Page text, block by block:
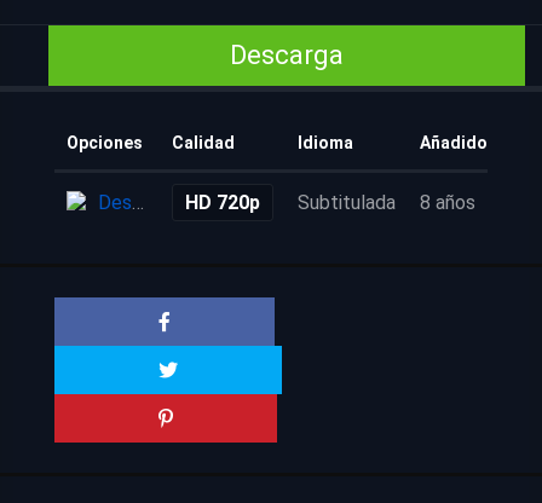
Descarga
Opciones Calidad Idioma Añadido
Descarga HD 720p Subtitulada 8 años